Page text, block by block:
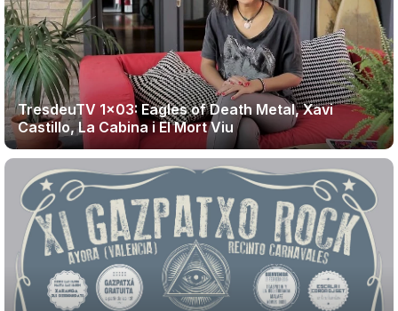
TresdeuTV 1×03: Eagles of Death Metal, Xavi
Castillo, La Cabina i El Mort Viu